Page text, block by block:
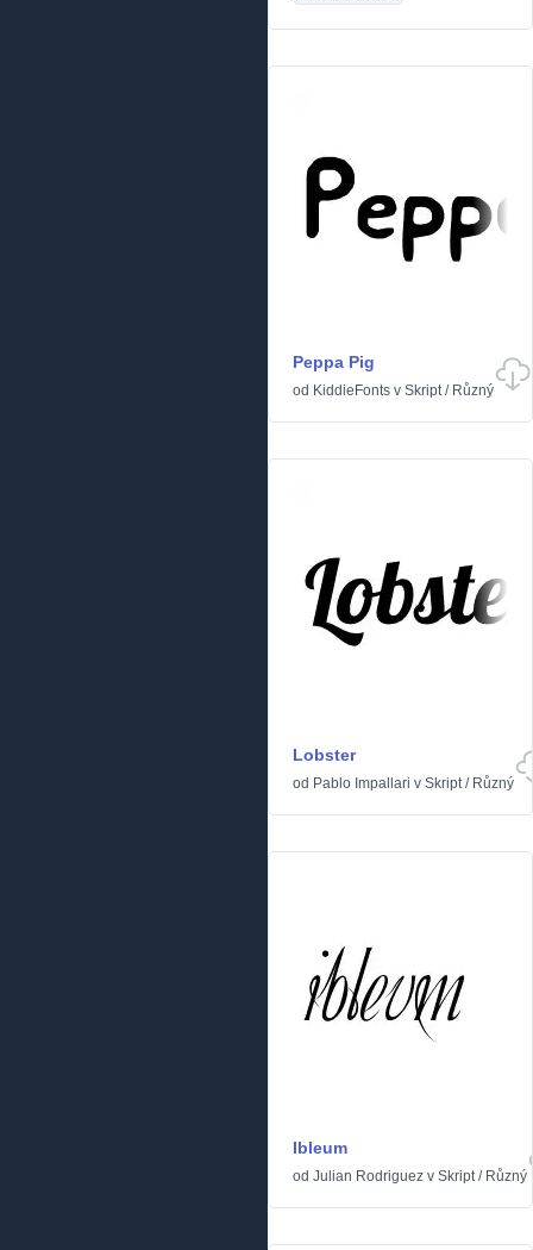
Peppa Pig
od KiddieFonts v Skript/ Různý
Lobster
od Pablo Impallari v Skript/ Různý
Ibleum
od Julian Rodriguez v Skript/ Různý